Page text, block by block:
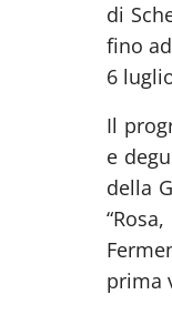
di
fino
6
Il
e
della
prima